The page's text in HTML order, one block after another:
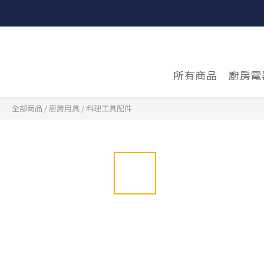
所有商品 廚房
全部商品 / 廚房用具 / 料理工具配件